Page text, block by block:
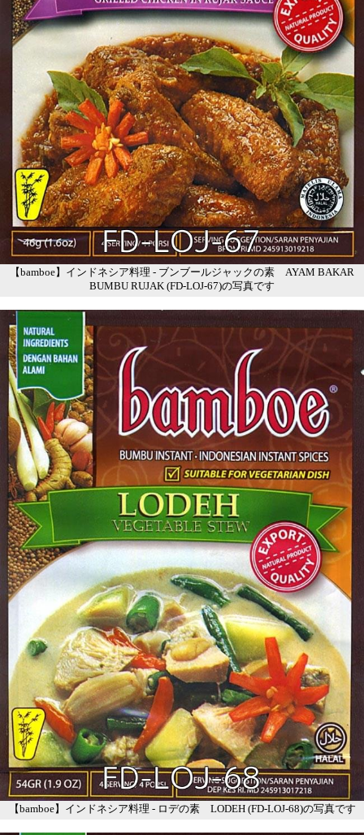
【bamboe】インドネシア料理 - ブンブールジャックの素 AYAM BAKAR
BUMBU RUJAK (FD-LOJ-67)の写真です
【bamboe】インドネシア料理 - ロデの素 LODEH (FD-LOJ-68)の写真です